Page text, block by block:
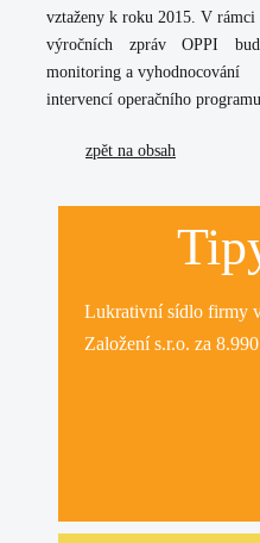
vztaženy k roku 2015. V rámci
výročních zpráv OPPI
monitoring a vyhodnocování
intervencí operačního
zpět na obsah
Lukrativnísídlo firmy
Založení s.r.o. za